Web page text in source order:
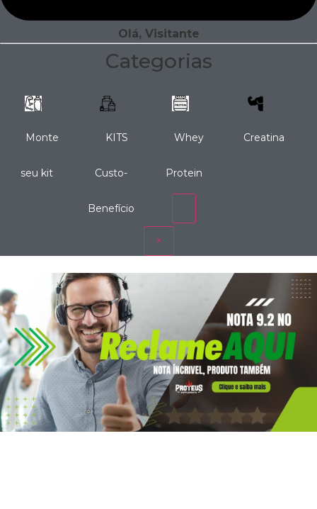
Olá, Visitante
Categorias
Monte
seu kit
KITS
Custo-
Benefício
Whey
Protein
Creatina
×